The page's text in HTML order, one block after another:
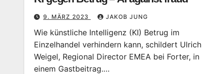
9. MÄRZ 2023 JAKOB JUNG
Wie künstliche Intelligenz (KI) Betrug im
Einzelhandel verhindern kann, schildert Ulrich
Weigel, Regional Director EMEA bei Forter, in
einem Gastbeitrag.…